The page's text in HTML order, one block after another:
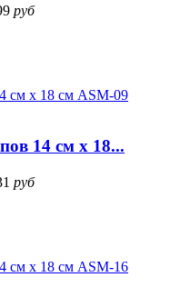
руб
14 см х 18...
руб